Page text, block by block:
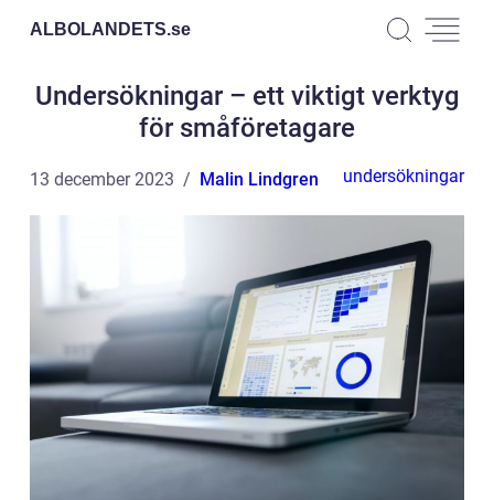
ALBOLANDETS.se
Undersökningar – ett viktigt verktyg
för småföretagare
13 december 2023 Malin Lindgren undersökningar